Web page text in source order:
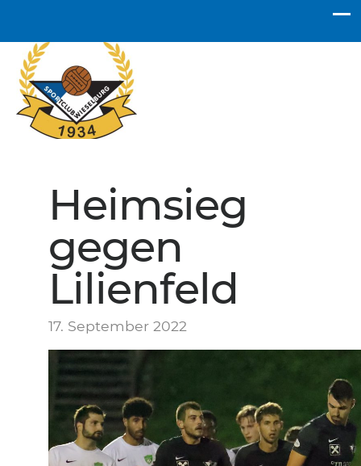
Heimsieg
gegen
Lilienfeld
17. September 2022